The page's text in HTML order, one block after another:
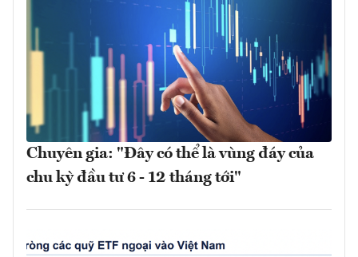
Chuyên gia: "Đây có thể là vùng đáy của
chu kỳ đầu tư 6 - 12 tháng tới"